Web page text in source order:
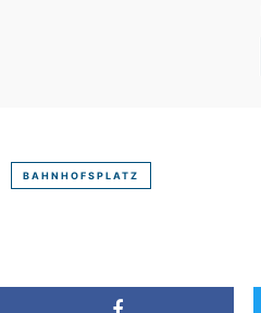
BAHNHOFSPLATZ